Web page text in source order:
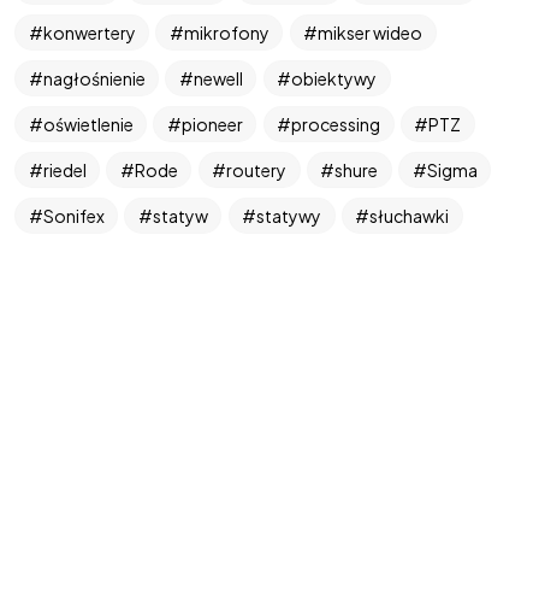
konwertery mikrofony mikser wideo
nagłośnienie newell obiektywy
oświetlenie pioneer processing PTZ
riedel Rode routery shure Sigma
Sonifex statyw statywy słuchawki